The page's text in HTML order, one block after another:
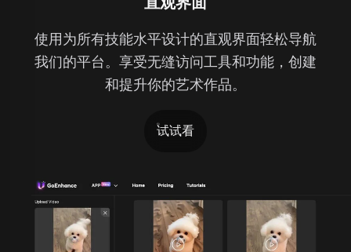
使用为所有技能水平设计的直观界面轻松导航
我们的平台。享受无缝访问工具和功能，创建
和提升你的艺术作品。
试试看